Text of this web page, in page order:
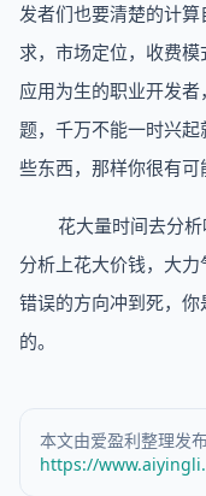
发者们也要清楚的计
求，市场定位，收费
应用为生的职业开发
题，千万不能一时兴
些东西，那样你很有可
花大量时间去分析
分析上花大价钱，大
错误的方向冲到死，
的。
本文由爱盈利整理发布
https://